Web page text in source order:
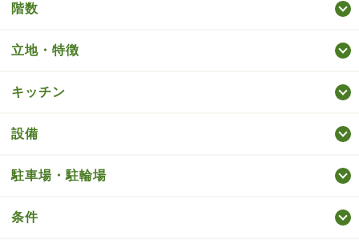
階数
立地・特徴
キッチン
設備
駐車場・駐輪場
条件